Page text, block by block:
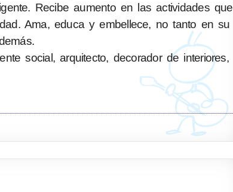
Recibe aumento en las actividades que
Ama, educa y embellece, no tanto en su
social, arquitecto, decorador de interiores,